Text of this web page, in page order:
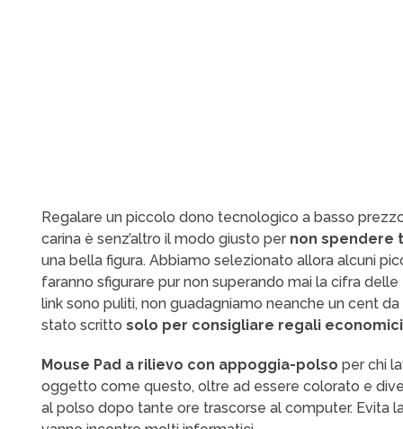
Regalare un piccolo dono tecnologico a basso
carina è senz’altro il modo giusto per non spendere
una bella figura. Abbiamo selezionato allora alcuni
faranno sfigurare pur non superando mai la cifra
link sono puliti, non guadagniamo neanche un cent
stato scrittosolo per consigliare regali
Mouse Pad a rilievo con appoggia-polso per chi
oggetto come questo, oltre ad essere colorato e
al polso dopo tante ore trascorse al computer. Evita